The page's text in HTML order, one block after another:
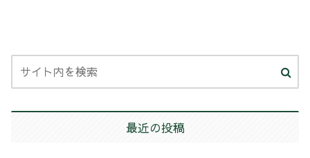
最近の投稿